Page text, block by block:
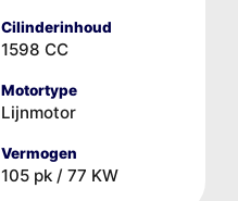
Cilinderinhoud
1598 CC
Motortype
Lijnmotor
Vermogen
105 pk / 77 KW